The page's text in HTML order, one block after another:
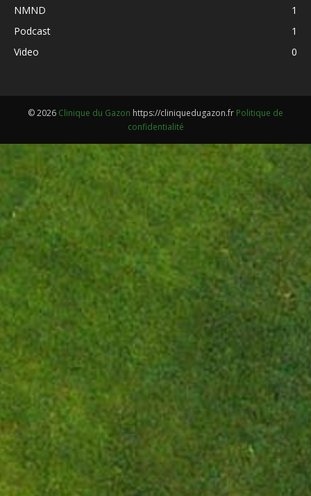
NMND
1
Podcast
1
Video
0
© 2026 Clinique du Gazon https://cliniquedugazon.fr Politique de
confidentialité